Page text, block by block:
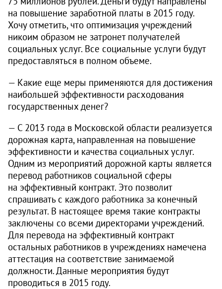
на повышение заработной платы в 2015 году.
Хочу отметить, что оптимизация учреждений
никоим образом не затронет получателей
социальных услуг. Все социальные услуги будут
предоставляться в полном объеме.
— Какие еще меры применяются для достижения
наибольшей эффективности расходования
государственных денег?
— С 2013 года в Московской области реализуется
дорожная карта, направленная на повышение
эффективности и качества социальных услуг.
Одним из мероприятий дорожной карты является
перевод работников социальной сферы
на эффективный контракт. Это позволит
спрашивать с каждого работника за конечный
результат. В настоящее время такие контракты
заключены со всеми директорами учреждений.
Для перевода на эффективный контракт
остальных работников в учреждениях намечена
аттестация на соответствие занимаемой
должности. Данные мероприятия будут
проводиться в 2015 году.